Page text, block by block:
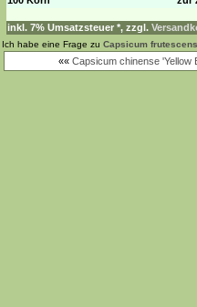
inkl. 7% Umsatzsteuer *, zzgl.
Ich habe eine Frage zu Capsicum
«« Capsicum chinense 'Yellow